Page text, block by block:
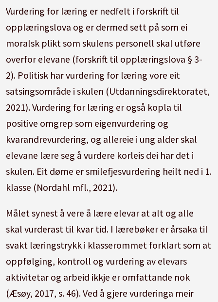
Vurdering for læring er nedfelt i forskrift til
opplæringslova og er dermed sett på som ei
moralsk plikt som skulens personell skal utføre
overfor elevane (forskrift til opplæringslova § 3-
2). Politisk har vurdering for læring vore eit
satsingsområde i skulen (Utdanningsdirektoratet,
2021). Vurdering for læring er også kopla til
positive omgrep som eigenvurdering og
kvarandrevurdering, og allereie i ung alder skal
elevane lære seg å vurdere korleis dei har det i
skulen. Eit døme er smilefjesvurdering heilt ned i 1.
klasse (Nordahl mfl., 2021).
Målet synest å vere å lære elevar at alt og alle
skal vurderast til kvar tid. I lærebøker er årsaka til
svakt læringstrykk i klasserommet forklart som at
oppfølging, kontroll og vurdering av elevars
aktivitetar og arbeid ikkje er omfattande nok
(Æsøy, 2017, s. 46). Ved å gjere vurderinga meir